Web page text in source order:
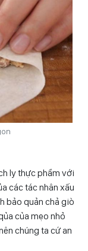
ly thực phẩm với
các tác nhân xấu
bảo quản chả giò
của mẹo nhỏ
chúng ta cứ an